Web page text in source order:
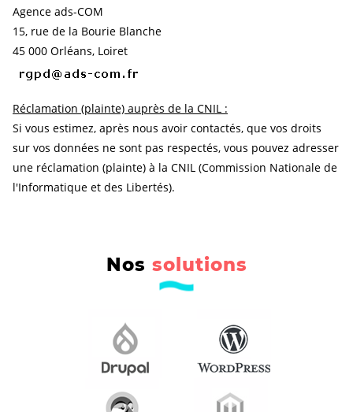
Agence ads-COM
15, rue de la Bourie Blanche
45 000 Orléans, Loiret
Réclamation (plainte) auprès de la CNIL :
Si vous estimez, après nous avoir contactés, que vos droits
sur vos données ne sont pas respectés, vous pouvez adresser
une réclamation (plainte) à la CNIL (Commission Nationale de
l'Informatique et des Libertés).
Nos solutions